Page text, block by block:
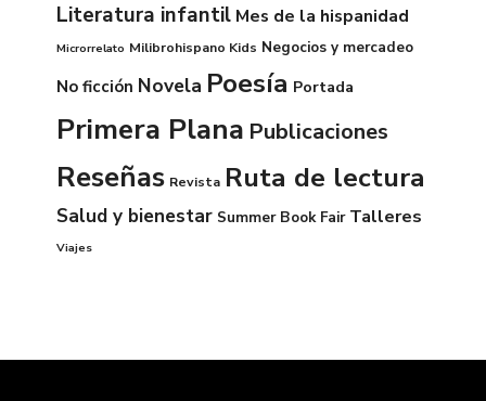
Literatura infantil Mes de la hispanidad
Microrrelato Milibrohispano Kids Negocios y mercadeo
No ficción Novela Poesía Portada
Primera Plana Publicaciones
Reseñas Revista Ruta de lectura
Salud y bienestar Summer Book Fair Talleres
Viajes